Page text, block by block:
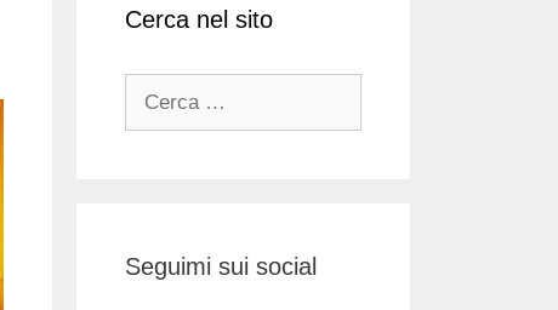
Cerca nel sito
Seguimi sui social